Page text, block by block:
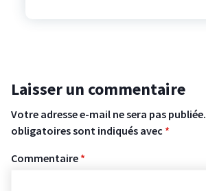
Laisser un commentaire
Votre adresse e-mail ne sera pas publiée.
obligatoires sont indiqués avec *
Commentaire *